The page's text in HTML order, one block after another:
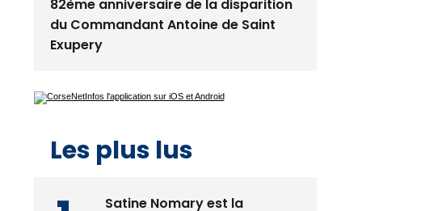
31/07/2026 08:22
82ème anniversaire de la disparition